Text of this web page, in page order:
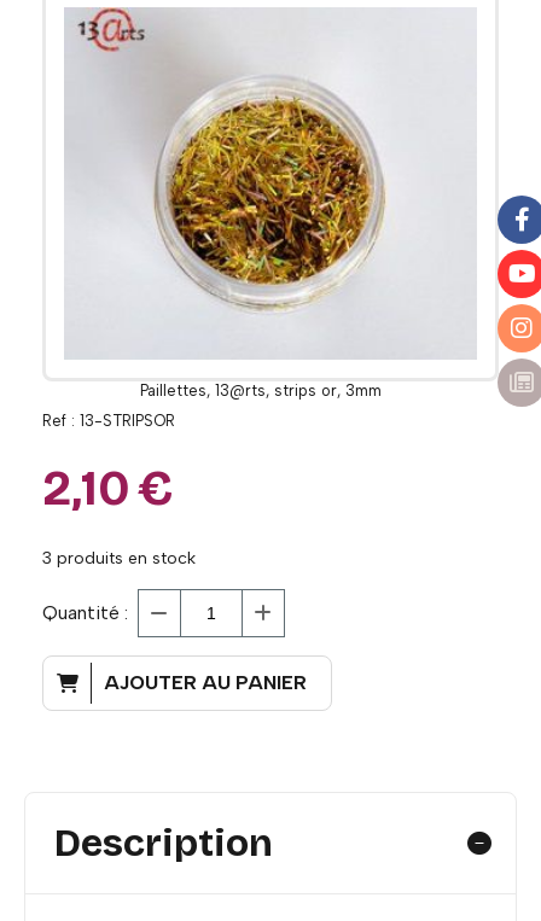
Paillettes, 13@rts, strips or, 3mm
Ref : 13-STRIPSOR
2,10€
3 produits en stock
Quantité :
AJOUTER AU PANIER
Description